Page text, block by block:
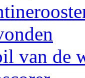
van de